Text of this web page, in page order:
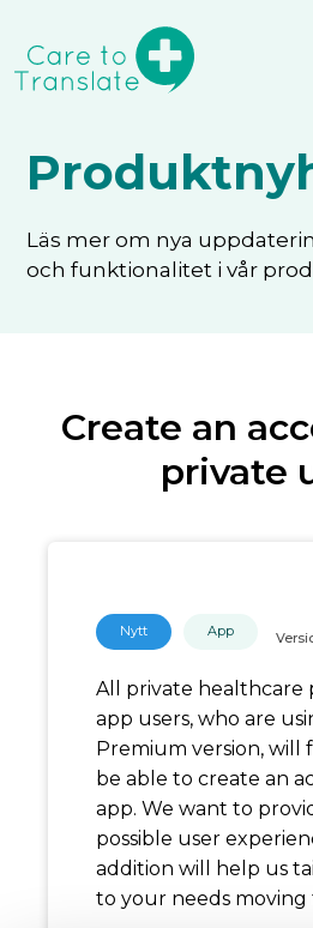
Läs mer om nya
och funktionalitet i vår
Create an
private
Nytt App
All private healthcare
app users, who are
Premium version, will
be able to create an
app. We want to
possible user
addition will help us
to your needs moving